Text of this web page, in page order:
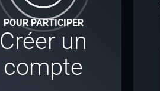
POUR PARTICIPER
Créer un
compte